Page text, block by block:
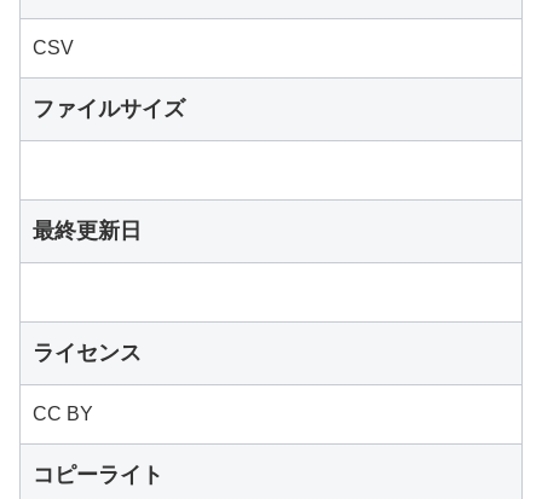
CSV
ファイルサイズ
最終更新日
ライセンス
CC BY
コピーライト